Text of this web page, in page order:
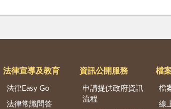
法律宣導及教育
法律Easy Go
法律常識問答
資訊公開服務
申請提供政府資訊
流程
檔
檔
線